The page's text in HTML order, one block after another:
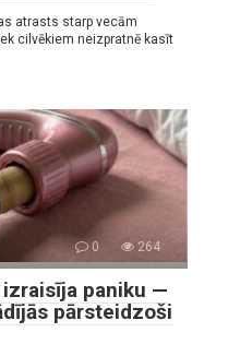
atrasts starp vecām
cilvēkiem neizpratnē kasīt
0 264
paniku —
pārsteidzoši